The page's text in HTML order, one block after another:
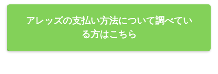
アレッズの支払い方法について調べてい
る方はこちら